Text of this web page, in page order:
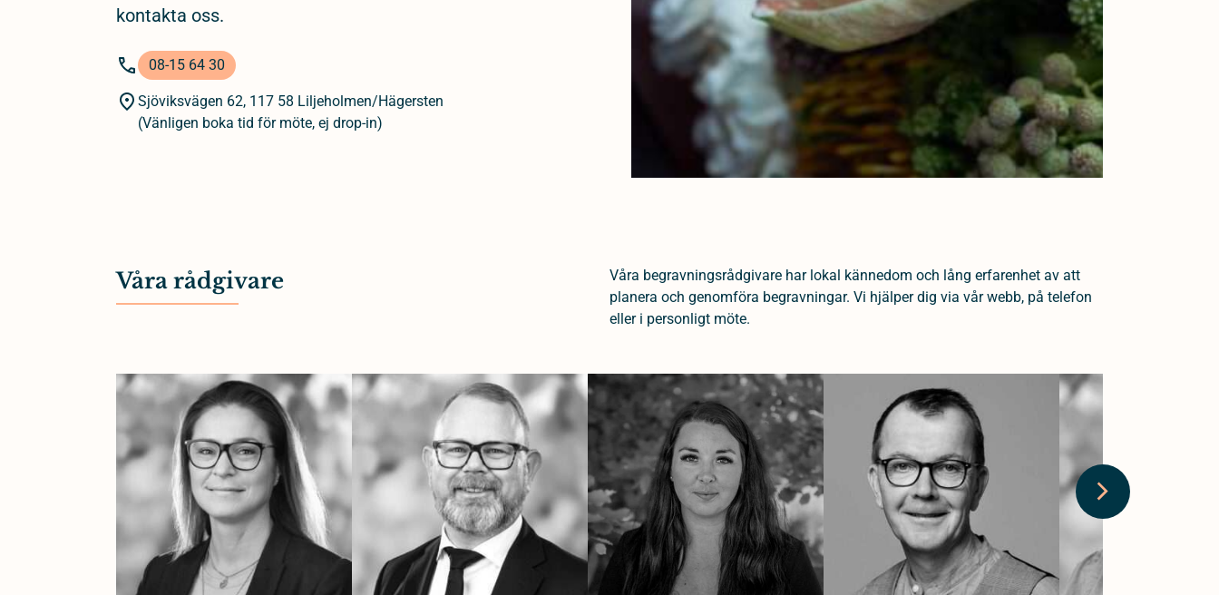
kontakta oss.
08-15 64 30
Sjöviksvägen 62, 117 58 Liljeholmen/Hägersten
(Vänligen boka tid för möte, ej drop-in)
Våra rådgivare
Våra begravningsrådgivare har lokal kännedom och lång erfarenhet av att
planera och genomföra begravningar. Vi hjälper dig via vår webb, på telefon
eller i personligt möte.